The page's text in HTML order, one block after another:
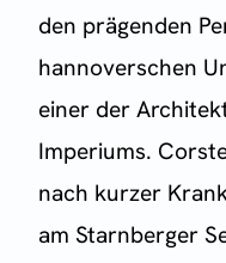
den prägenden
hannoverschen
einer der
Imperiums.
nach kurzer
am Starnberger